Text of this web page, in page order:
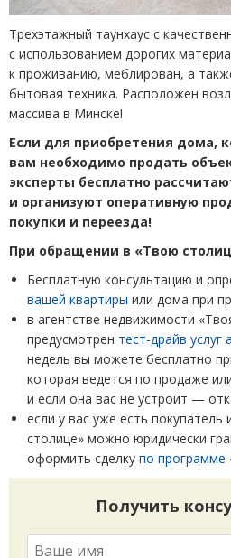
Трехэтажный таунхаус с
с использованием дорогих
к проживанию, меблирован, а
бытовая техника. Расположен
массива в Минске!
Если для приобретения дома,
вам необходимо продать
эксперты бесплатно
и организуют оперативную
покупки и переезда!
При обращении в «Твою
Бесплатную консультацию и
вашей квартиры или дома при
в агентстве недвижимости «
предусмотрен тест-драйв услуг
недель вы можете бесплатно
которая ведется по продаже
и если она вас не устроит —
если у вас уже есть покупатель
столице» можно юридически
оформить сделку по программе
Получить